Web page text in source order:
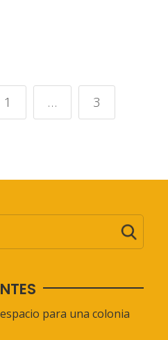
1 …
3
para una colonia